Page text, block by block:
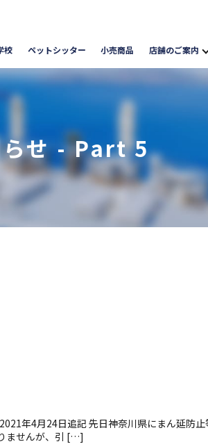
校 ペットシッター 小売商品 店舗のご案内
らせ - Part 5
年4月24日追記 先日神奈川県にまん延防
ませんが、引 […]